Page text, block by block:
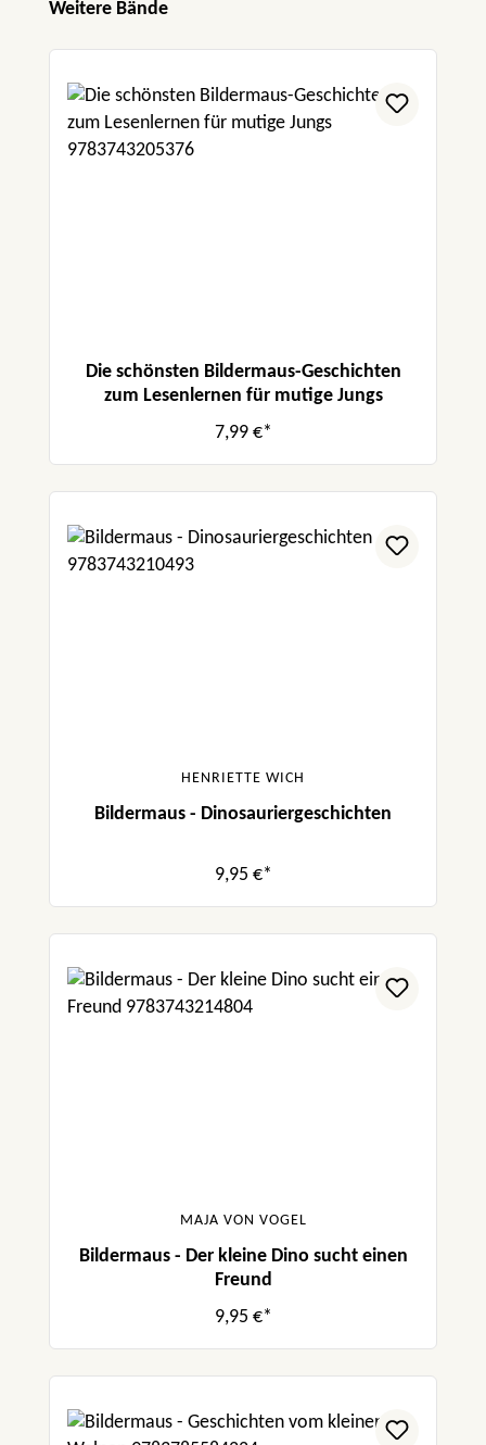
Produktgalerie überspringen
Weitere Bände
Die schönsten Bildermaus-Geschichten
zum Lesenlernen für mutige Jungs
7,99 €*
HENRIETTE WICH
Bildermaus - Dinosauriergeschichten
9,95 €*
MAJA VON VOGEL
Bildermaus - Der kleine Dino sucht einen
Freund
9,95 €*